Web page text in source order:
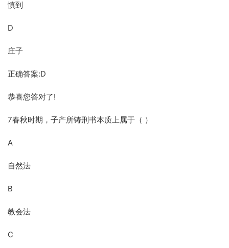
慎到
D
庄子
正确答案:D
恭喜您答对了!
7春秋时期，子产所铸刑书本质上属于（ ）
A
自然法
B
教会法
C